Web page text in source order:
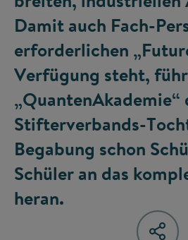
Damit auch Fach-
erforderlichen
Verfügung steht,
„QuantenAkademie“
Stifterverbands-
Begabung schon
Schüler an das
heran.